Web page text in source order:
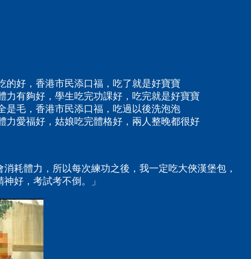
的好，香港市民添口福，吃了就是好寶寶
力有夠好，學生吃完功課好，吃完就是好寶寶
是毛，香港市民添口福，吃過以後洗泡泡
力愛福好，姑娘吃完體格好，兩人整晚都很好
耗體力，所以每次練功之後，我一定吃大俠漢堡包，
好，考試考不倒。」